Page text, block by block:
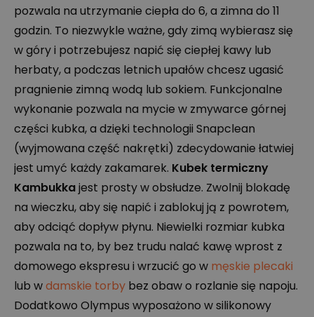
pozwala na utrzymanie ciepła do 6, a zimna do 11
godzin. To niezwykle ważne, gdy zimą wybierasz się
w góry i potrzebujesz napić się ciepłej kawy lub
herbaty, a podczas letnich upałów chcesz ugasić
pragnienie zimną wodą lub sokiem. Funkcjonalne
wykonanie pozwala na mycie w zmywarce górnej
części kubka, a dzięki technologii Snapclean
(wyjmowana część nakrętki) zdecydowanie łatwiej
jest umyć każdy zakamarek. Kubek termiczny
Kambukkajest prosty w obsłudze. Zwolnij blokadę
na wieczku, aby się napić i zablokuj ją z powrotem,
aby odciąć dopływ płynu. Niewielki rozmiar kubka
pozwala na to, by bez trudu nalać kawę wprost z
domowego ekspresu i wrzucić go w męskie plecaki
lub wdamskie torby bez obaw o rozlanie się napoju.
Dodatkowo Olympus wyposażono w silikonowy